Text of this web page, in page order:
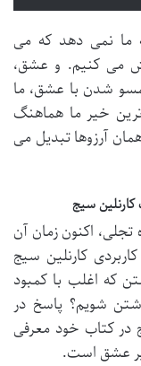
ما نمی دهد که می
می کنیم. و عشق،
شدن با عشق، ما
خیر ما هماهنگ
آرزوها تبدیل می
سیج
اکنون زمان آن
کارنلین سیج
که اغلب با کمبود
شویم؟ پاسخ در
در کتاب خود معرفی
عشق است.